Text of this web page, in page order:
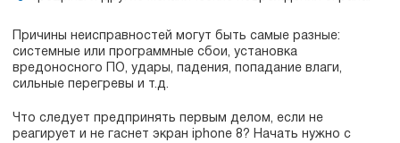
Причины неисправностей могут быть самые разные:
системные или программные сбои, установка
вредоносного ПО, удары, падения, попадание влаги,
сильные перегревы и т.д.
Что следует предпринять первым делом, если не
реагирует и не гаснет экран iphone 8? Начать нужно с